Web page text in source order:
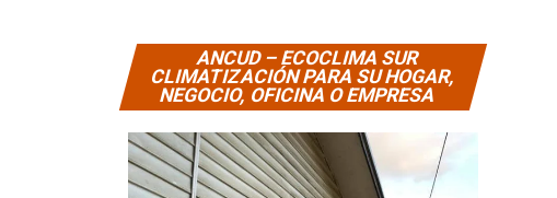
ANCUD – ECOCLIMA SUR
CLIMATIZACIÓN PARA SU HOGAR,
NEGOCIO, OFICINA O EMPRESA